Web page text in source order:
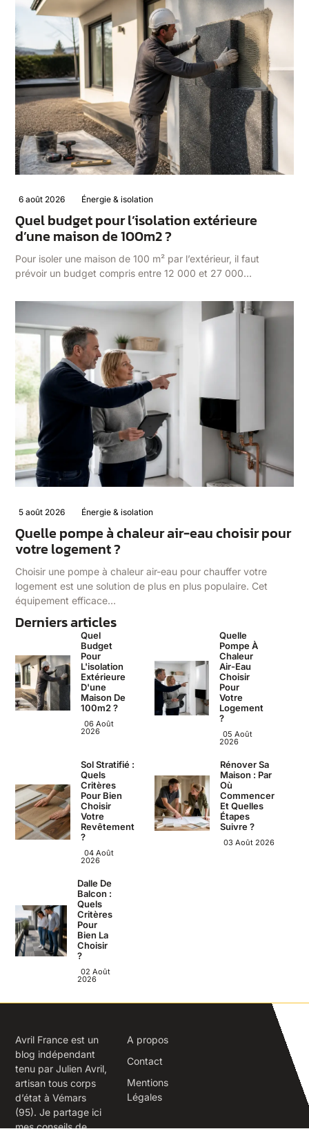
6 août 2026 Énergie & isolation
Quel budget pour l’isolation extérieure
d’une maison de 100m2 ?
Pour isoler une maison de 100 m² par l’extérieur, il faut
prévoir un budget compris entre 12 000 et 27 000…
5 août 2026 Énergie & isolation
Quelle pompe à chaleur air-eau choisir pour
votre logement ?
Choisir une pompe à chaleur air-eau pour chauffer votre
logement est une solution de plus en plus populaire. Cet
équipement efficace…
Derniers articles
Quel
Budget
Pour
L'isolation
Extérieure
D'une
Maison De
100m2 ?
06 Août
2026
Quelle
Pompe À
Chaleur
Air-Eau
Choisir
Pour
Votre
Logement
?
05 Août
2026
Sol Stratifié :
Quels
Critères
Pour Bien
Choisir
Votre
Revêtement
?
04 Août
2026
Rénover Sa
Maison : Par
Où
Commencer
Et Quelles
Étapes
Suivre ?
03 Août 2026
Dalle De
Balcon :
Quels
Critères
Pour
Bien La
Choisir
?
02 Août
2026
Avril France est un
blog indépendant
tenu par Julien Avril,
artisan tous corps
d’état à Vémars
(95). Je partage ici
mes conseils de
A propos
Contact
Mentions
Légales